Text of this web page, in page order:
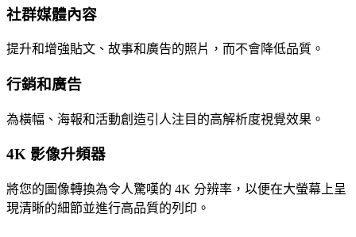
社群媒體內容
提升和增強貼文、故事和廣告的照片，而不會降低品質。
行銷和廣告
為橫幅、海報和活動創造引人注目的高解析度視覺效果。
4K 影像升頻器
將您的圖像轉換為令人驚嘆的 4K 分辨率，以便在大螢幕上呈
現清晰的細節並進行高品質的列印。